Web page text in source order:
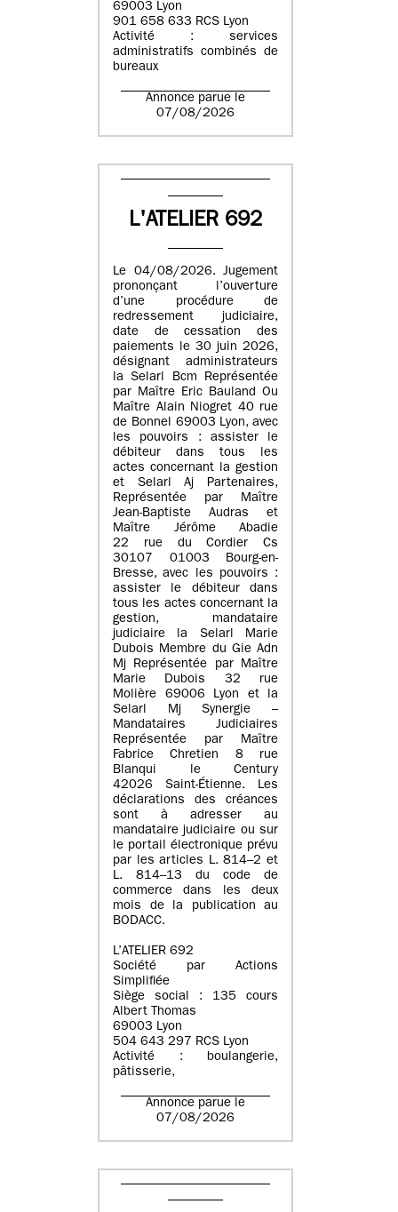
69003 Lyon
901 658 633 RCS Lyon
Activité : services
administratifs combinés de
bureaux
Annonce parue le
07/08/2026
L'ATELIER 692
Le 04/08/2026. Jugement
prononçant l’ouverture
d’une procédure de
redressement judiciaire,
date de cessation des
paiements le 30 juin 2026,
désignant administrateurs
la Selarl Bcm Représentée
par Maître Eric Bauland Ou
Maître Alain Niogret 40 rue
de Bonnel 69003 Lyon, avec
les pouvoirs : assister le
débiteur dans tous les
actes concernant la gestion
et Selarl Aj Partenaires,
Représentée par Maître
Jean-Baptiste Audras et
Maître Jérôme Abadie
22 rue du Cordier Cs
30107 01003 Bourg-en-
Bresse, avec les pouvoirs :
assister le débiteur dans
tous les actes concernant la
gestion, mandataire
judiciaire la Selarl Marie
Dubois Membre du Gie Adn
Mj Représentée par Maître
Marie Dubois 32 rue
Molière 69006 Lyon et la
Selarl Mj Synergie –
Mandataires Judiciaires
Représentée par Maître
Fabrice Chretien 8 rue
Blanqui le Century
42026 Saint-Étienne. Les
déclarations des créances
sont à adresser au
mandataire judiciaire ou sur
le portail électronique prévu
par les articles L. 814–2 et
L. 814–13 du code de
commerce dans les deux
mois de la publication au
BODACC.
L’ATELIER 692
Société par Actions
Simplifiée
Siège social : 135 cours
Albert Thomas
69003 Lyon
504 643 297 RCS Lyon
Activité : boulangerie,
pâtisserie,
Annonce parue le
07/08/2026